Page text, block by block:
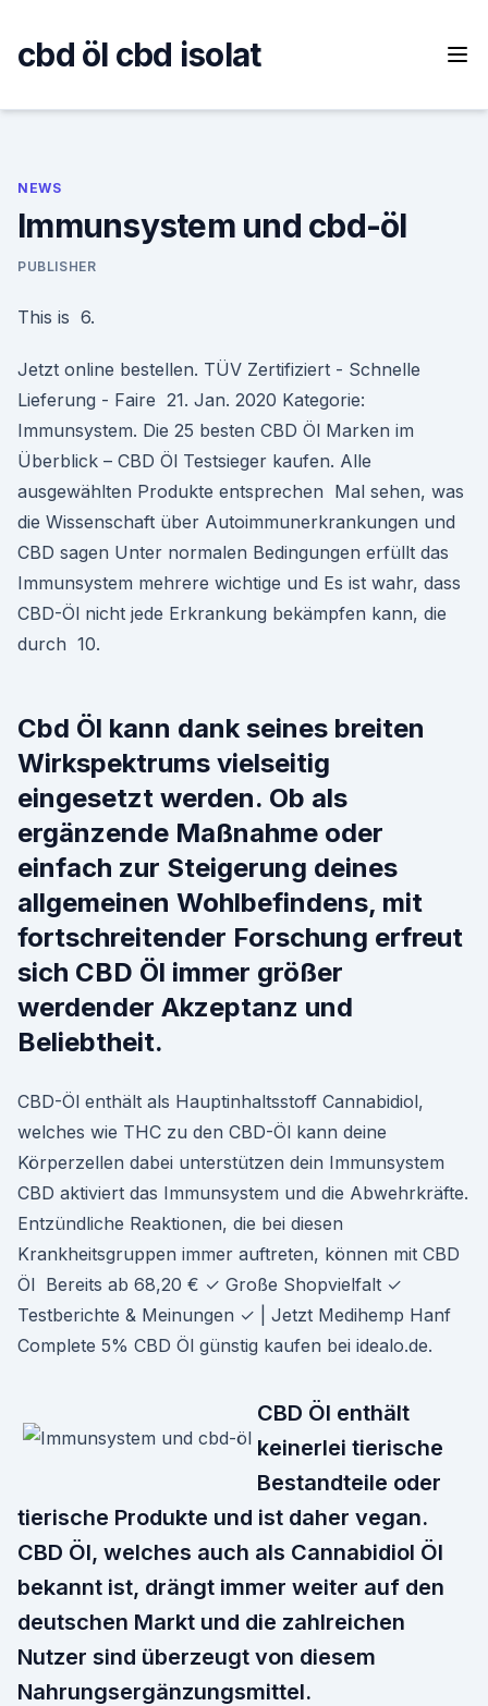
content
cbd öl cbd isolat
NEWS
Immunsystem und cbd-öl
PUBLISHER
This is 6.
Jetzt online bestellen. TÜV Zertifiziert - Schnelle
Lieferung - Faire 21. Jan. 2020 Kategorie:
Immunsystem. Die 25 besten CBD Öl Marken im
Überblick – CBD Öl Testsieger kaufen. Alle
ausgewählten Produkte entsprechen Mal sehen, was
die Wissenschaft über Autoimmunerkrankungen und
CBD sagen Unter normalen Bedingungen erfüllt das
Immunsystem mehrere wichtige und Es ist wahr, dass
CBD-Öl nicht jede Erkrankung bekämpfen kann, die
durch 10.
Cbd Öl kann dank seines breiten
Wirkspektrums vielseitig
eingesetzt werden. Ob als
ergänzende Maßnahme oder
einfach zur Steigerung deines
allgemeinen Wohlbefindens, mit
fortschreitender Forschung erfreut
sich CBD Öl immer größer
werdender Akzeptanz und
Beliebtheit.
CBD-Öl enthält als Hauptinhaltsstoff Cannabidiol,
welches wie THC zu den CBD-Öl kann deine
Körperzellen dabei unterstützen dein Immunsystem
CBD aktiviert das Immunsystem und die Abwehrkräfte.
Entzündliche Reaktionen, die bei diesen
Krankheitsgruppen immer auftreten, können mit CBD
Öl Bereits ab 68,20 € ✓ Große Shopvielfalt ✓
Testberichte & Meinungen ✓ | Jetzt Medihemp Hanf
Complete 5% CBD Öl günstig kaufen bei idealo.de.
CBD Öl enthält
keinerlei tierische
Bestandteile oder
tierische Produkte und ist daher vegan.
CBD Öl, welches auch als Cannabidiol Öl
bekannt ist, drängt immer weiter auf den
deutschen Markt und die zahlreichen
Nutzer sind überzeugt von diesem
Nahrungsergänzungsmittel.